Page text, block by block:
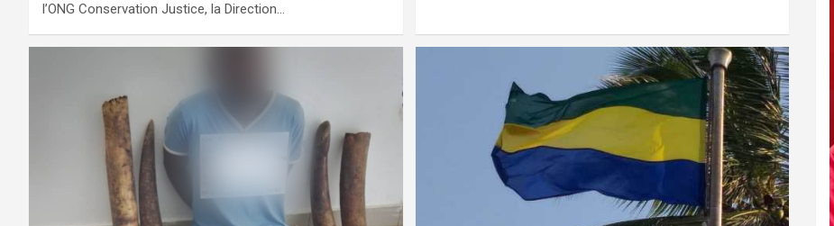
l’ONG Conservation Justice, la Direction…